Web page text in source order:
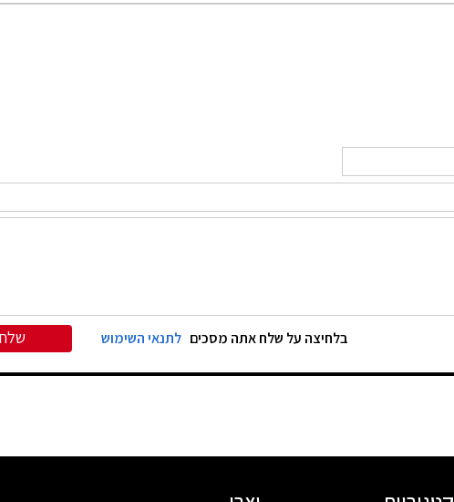
בלחיצה על שלח אתה מסכים לתנאי השימוש